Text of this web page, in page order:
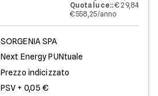
Quota luce::€ 29,84
€ 558,25/anno
SORGENIA SPA
Next Energy PUNtuale
Prezzo indicizzato
PSV + 0,05 €